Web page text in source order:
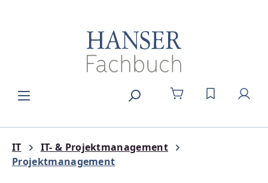
DU HAST 0
IT
IT- & Projektmanagement
Projektmanagement